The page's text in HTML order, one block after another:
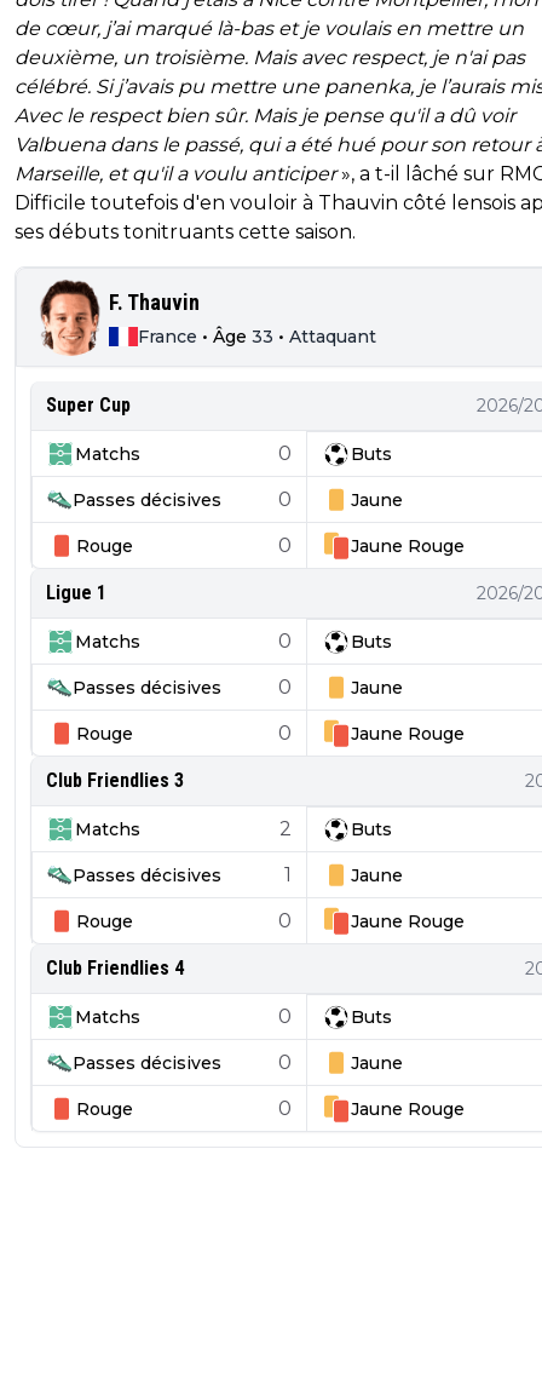
de cœur, j’ai marqué là-bas et je voulais en mettre un
deuxième, un troisième. Mais avec respect, je n'ai pas
célébré. Si j’avais pu mettre une panenka, je l’aurais
Avec le respect bien sûr. Mais je pense qu'il a dû voir
Valbuena dans le passé, qui a été hué pour son retour
Marseille, et qu'il a voulu anticiper», a t-il lâché sur
Difficile toutefois d'en vouloir à Thauvin côté lensois
ses débuts tonitruants cette saison.
F. Thauvin
France • Âge 33 • Attaquant
Super Cup 2026/
Matchs 0 Buts
Passes décisives 0 Jaune
Rouge 0 Jaune Rouge
Ligue 1 2026/
Matchs 0 Buts
Passes décisives 0 Jaune
Rouge 0 Jaune Rouge
Club Friendlies 3
Matchs 2 Buts
Passes décisives 1 Jaune
Rouge 0 Jaune Rouge
Club Friendlies 4
Matchs 0 Buts
Passes décisives 0 Jaune
Rouge 0 Jaune Rouge